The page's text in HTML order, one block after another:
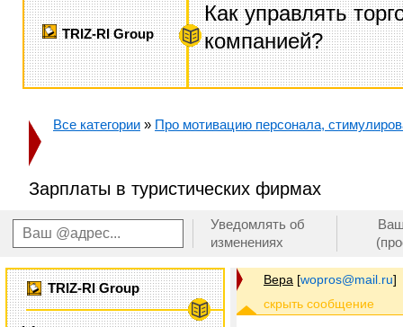
TRIZ-RI Group
Как управлять
компанией?
Все категории » Про мотивацию персонала,
Зарплаты в туристических фирмах
Уведомлять об
изменениях
TRIZ-RI Group
Вера [wopros@mail.ru]